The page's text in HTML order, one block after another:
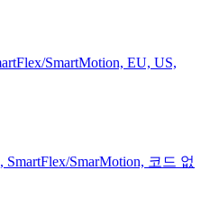
SmartMotion, EU, US,
SmarMotion, 코드 없